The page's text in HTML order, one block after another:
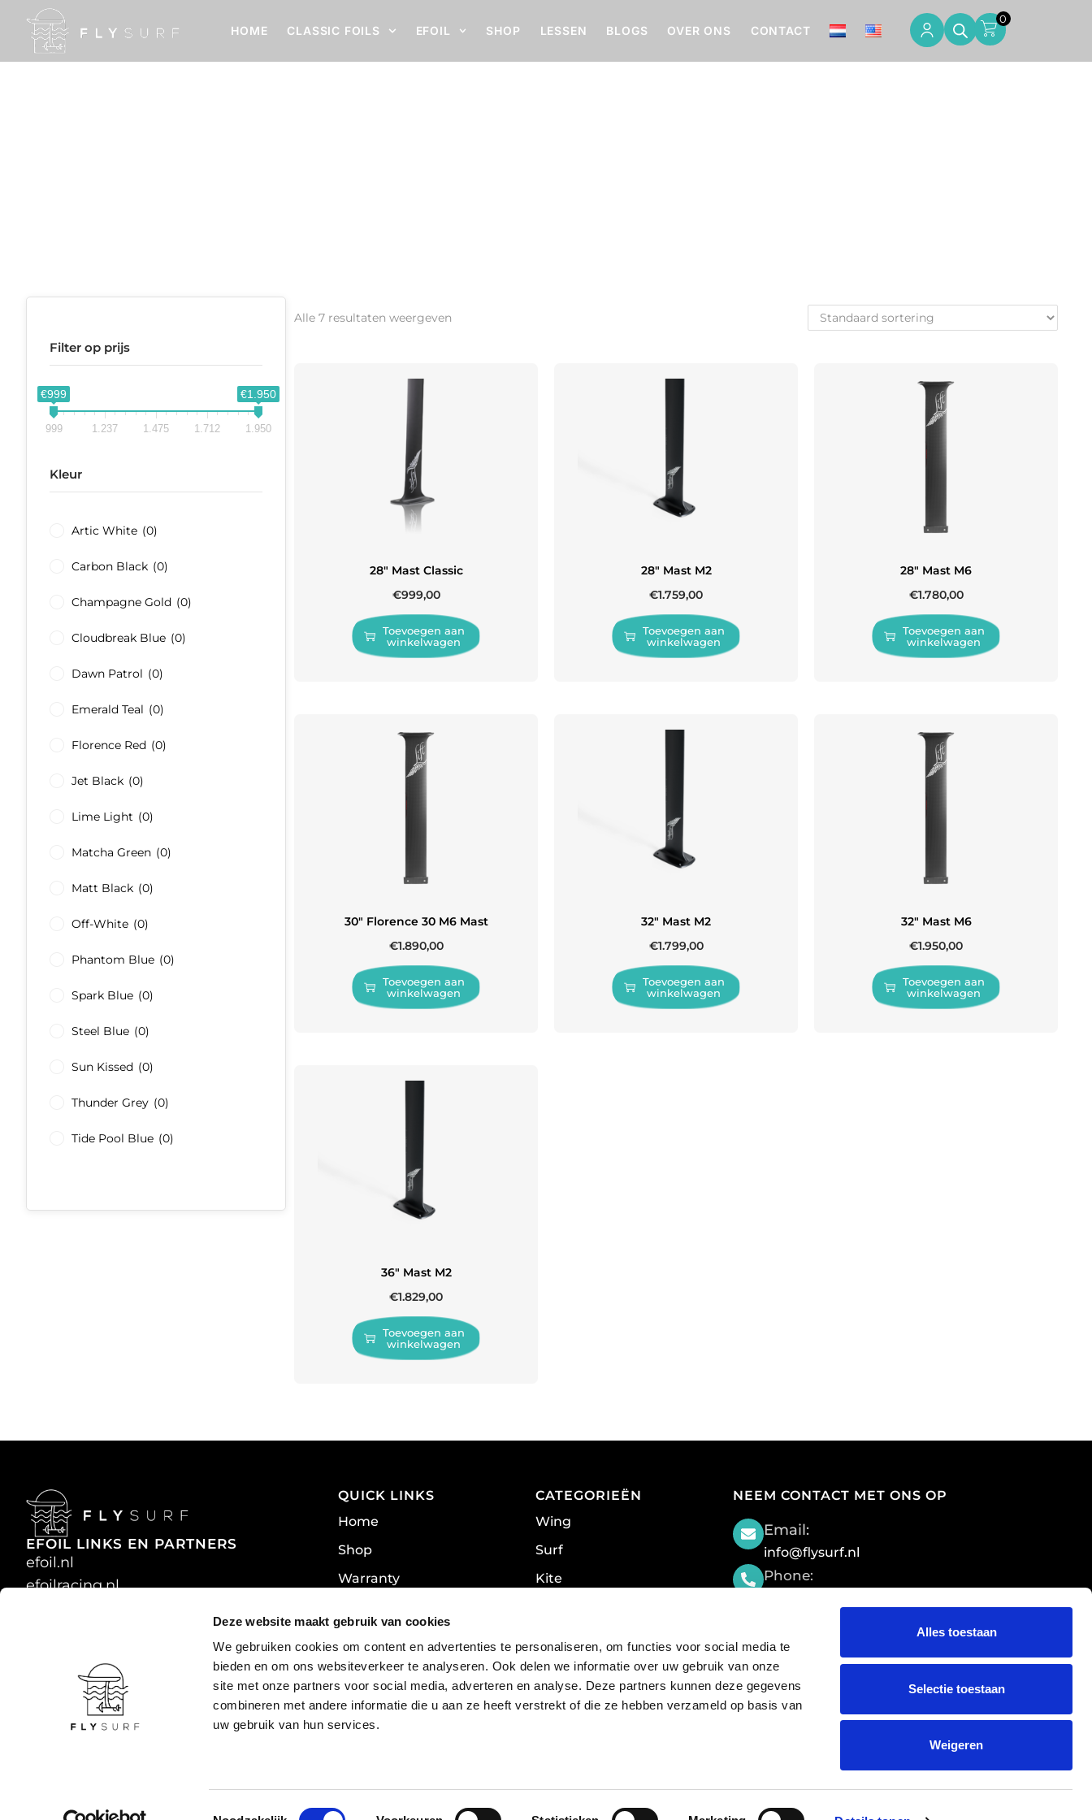
Deze website maakt gebruik van cookies
We gebruiken cookies om content en advertenties te personaliseren, om functies voor social media te
bieden en om ons websiteverkeer te analyseren. Ook delen we informatie over uw gebruik van onze
site met onze partners voor social media, adverteren en analyse. Deze partners kunnen deze gegevens
combineren met andere informatie die u aan ze heeft verstrekt of die ze hebben verzameld op basis van
uw gebruik van hun services.
Alles toestaan
Selectie toestaan
Weigeren
HOME CLASSIC FOILS EFOIL SHOP LESSEN BLOGS OVER ONS CONTACT
0
Filter op prijs
€999 €1.950
999 1.237 1.475 1.712 1.950
Kleur
Artic White (0)
Carbon Black (0)
Champagne Gold (0)
Cloudbreak Blue (0)
Dawn Patrol (0)
Emerald Teal (0)
Florence Red (0)
Jet Black (0)
Lime Light (0)
Matcha Green (0)
Matt Black (0)
Off-White (0)
Phantom Blue (0)
Spark Blue (0)
Steel Blue (0)
Sun Kissed (0)
Thunder Grey (0)
Tide Pool Blue (0)
Alle 7 resultaten weergeven
28″ Mast Classic
€999,00
Toevoegen aan
winkelwagen
28″ Mast M2
€1.759,00
Toevoegen aan
winkelwagen
28″ Mast M6
€1.780,00
Toevoegen aan
winkelwagen
30″ Florence 30 M6 Mast
€1.890,00
Toevoegen aan
winkelwagen
32″ Mast M2
€1.799,00
Toevoegen aan
winkelwagen
32″ Mast M6
€1.950,00
Toevoegen aan
winkelwagen
36″ Mast M2
€1.829,00
Toevoegen aan
winkelwagen
EFOIL LINKS EN PARTNERS
efoil.nl
efoilracing.nl
QUICK LINKS
Home
Shop
Warranty
CATEGORIEËN
Wing
Surf
Kite
Efoil
NEEM CONTACT MET ONS OP
Email:
info@flysurf.nl
Phone:
Efoil Lessons:
J. Pellenbargweg 4
2235 SP Valkenburg
Warehouse: